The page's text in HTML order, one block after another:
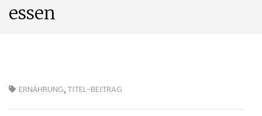
essen
ERNÄHRUNG, TITEL-BEITRAG